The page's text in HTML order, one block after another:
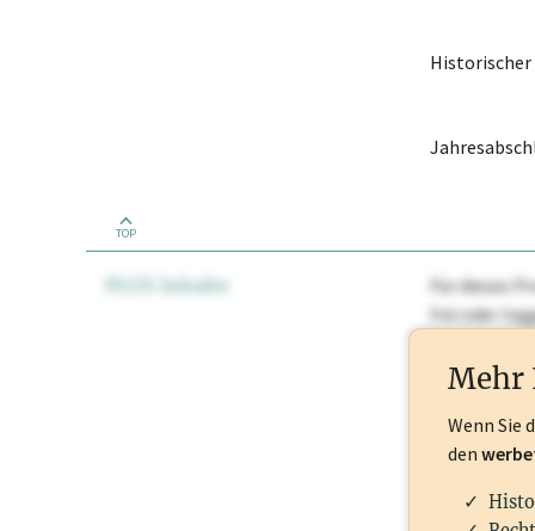
Historischer
TOP
PLUS Inhalte Für dieses
frei oder
Mehr
Wenn Sie
den